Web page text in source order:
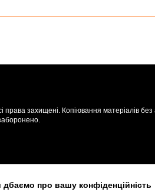
захищені. Копіювання матеріалів без
дбаємо про вашу конфіденційність